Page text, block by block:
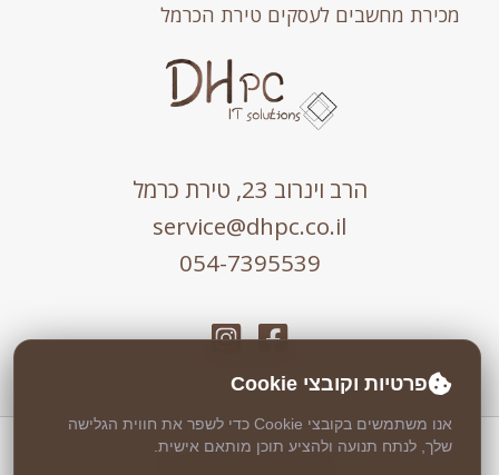
מכירת מחשבים לעסקים טירת הכרמל
הרב וינרוב 23, טירת כרמל
service@dhpc.co.il
054-7395539
כל הזכויות שמורות © 2026 DHPC
פרטיות וקובצי Cookie
אנו משתמשים בקובצי Cookie כדי לשפר את חווית הגלישה
שלך, לנתח תנועה ולהציע תוכן מותאם אישית.